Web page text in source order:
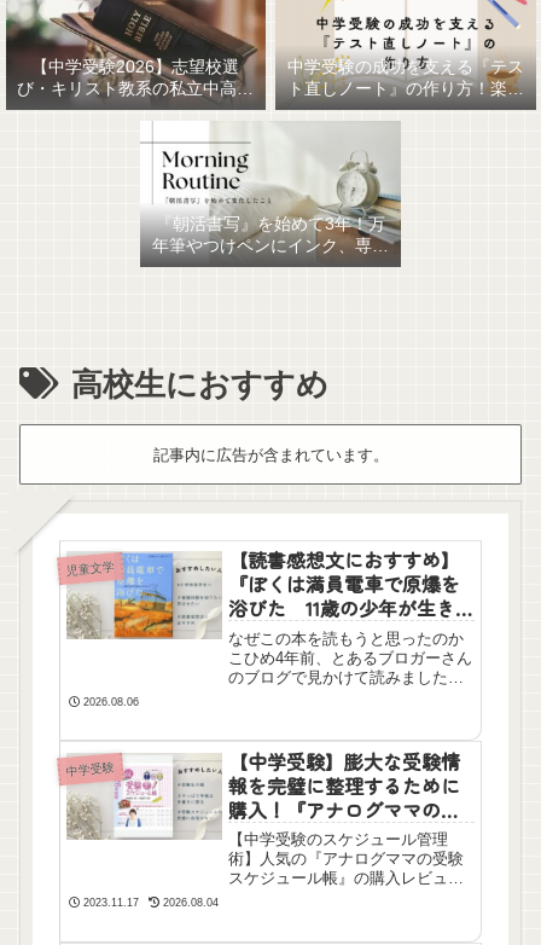
【中学受験2026】志望校選
び・キリスト教系の私立中高一
貫女子校を調べてみました
中学受験の成功を支える『テス
ト直しノート』の作り方！楽に
作るための最強おすすめ文房具
『朝活書写』を始めて3年！万
年筆やつけペンにインク、専用
ノート、毎日が充実していま
高校生におすすめ
記事内に広告が含まれています。
児童文学
【読書感想文におすすめ】
『ぼくは満員電車で原爆を
浴びた 11歳の少年が生き
ぬいたヒロシマ』米澤鐡
志・由井りょう子を読んだ
感想
なぜこの本を読もうと思ったのか
こひめ4年前、とあるブロガーさん
のブログで見かけて読みました。
さんは、爆心から750メートルの電
車内で母親...
2026.08.06
中学受験
【中学受験】膨大な受験情
報を完璧に整理するために
購入！『アナログママの受
験スケジュール帳』
【中学受験のスケジュール管理
術】人気の『アナログママの受験
スケジュール帳』の購入レビュ
2023.11.17 2026.08.04